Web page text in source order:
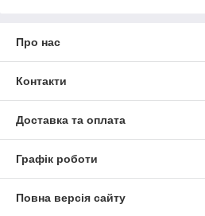
Про нас
Контакти
Доставка та оплата
Графік роботи
Повна версія сайту